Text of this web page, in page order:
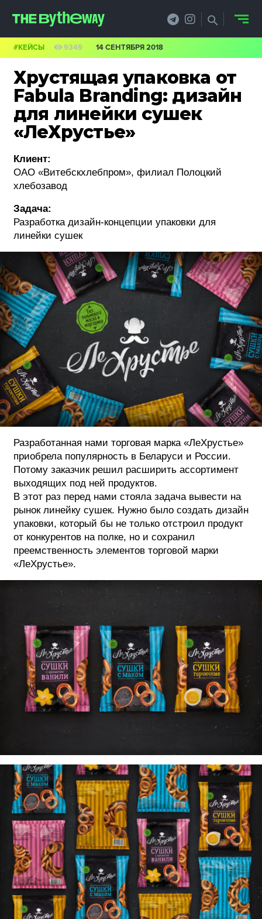
Хрустящая упаковка от
Fabula Branding: дизайн
для линейки сушек
«ЛеХрустье»
#КЕЙСЫ 9349 14 СЕНТЯБРЯ 2018
Клиент:
ОАО «Витебскхлебпром», филиал Полоцкий
хлебозавод
Задача:
Разработка дизайн-концепции упаковки для
линейки сушек
Разработанная нами торговая марка «ЛеХрустье»
приобрела популярность в Беларуси и России.
Потому заказчик решил расширить ассортимент
выходящих под ней продуктов.
В этот раз перед нами стояла задача вывести на
рынок линейку сушек. Нужно было создать дизайн
упаковки, который бы не только отстроил продукт
от конкурентов на полке, но и сохранил
преемственность элементов торговой марки
«ЛеХрустье».
PRO.ОБЗОР
КЕЙСЫ
КРЕАТИВА
ТЕХНОЛОГИИ
ФОТОГРАФИЯ
ТИПОГРАФИКА
ИСТОРИИ БРЕНДОВ
О ПРОЕКТЕ
РЕКЛАМА
КОНТАКТЫ